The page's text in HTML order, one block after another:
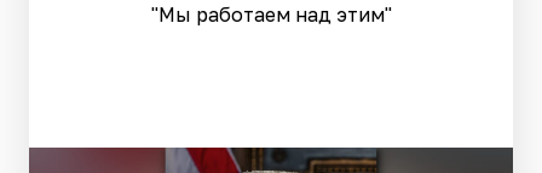
"Мы работаем над этим"